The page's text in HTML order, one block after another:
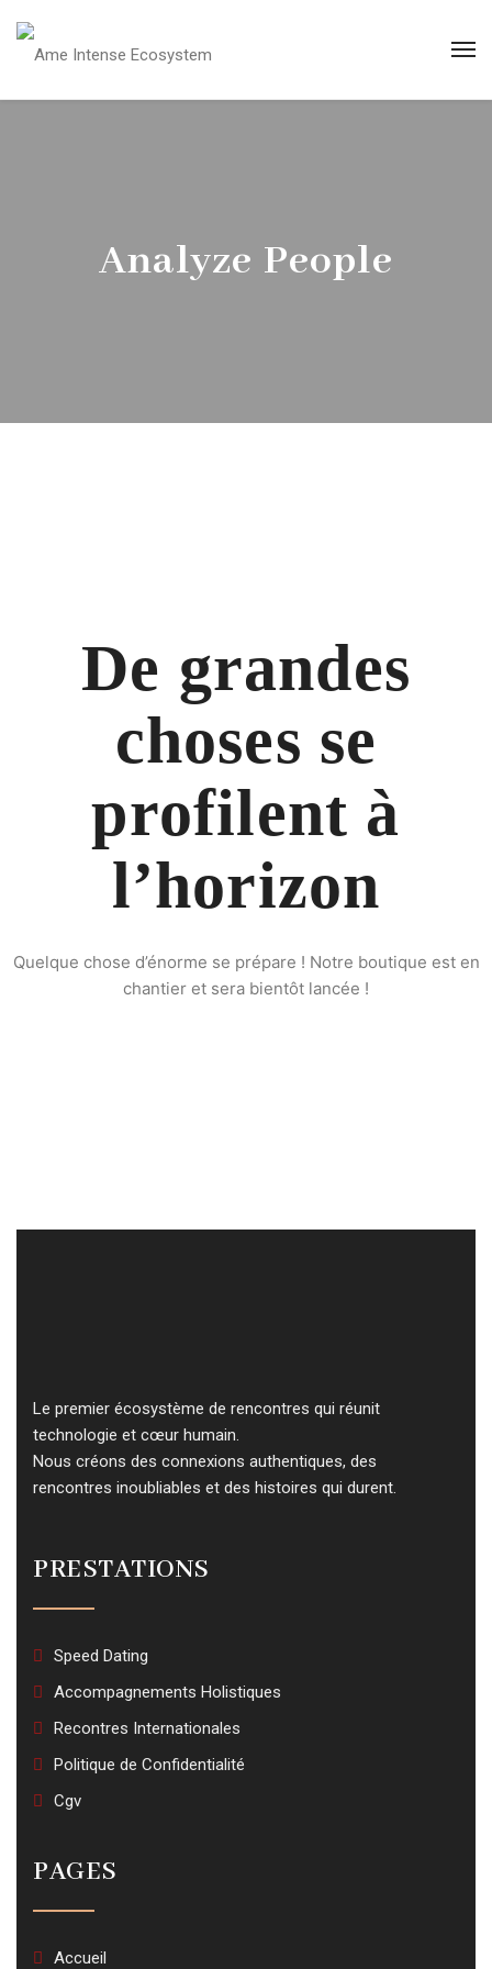
Analyze People
De grandes
choses se
profilent à
l’horizon
Quelque chose d’énorme se prépare ! Notre boutique est en
chantier et sera bientôt lancée !
Le premier écosystème de rencontres qui réunit
technologie et cœur humain.
Nous créons des connexions authentiques, des
rencontres inoubliables et des histoires qui durent.
PRESTATIONS
Speed Dating
Accompagnements Holistiques
Recontres Internationales
Politique de Confidentialité
Cgv
PAGES
Accueil